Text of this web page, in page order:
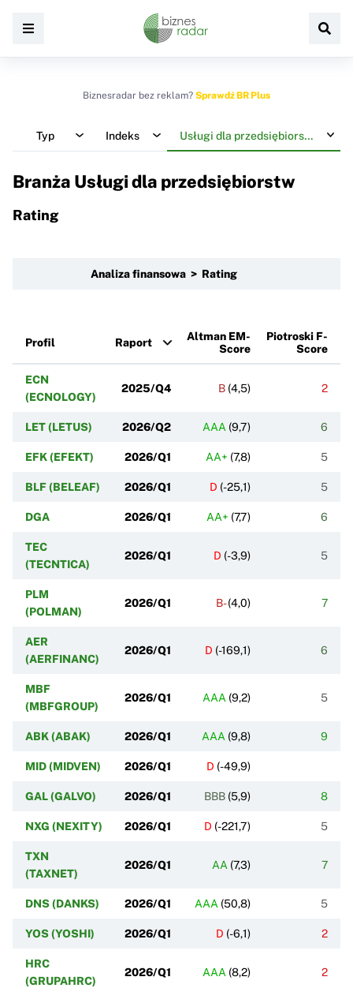
Biznesradar bez reklam? Sprawdź BR Plus
Typ Indeks Usługi dla przedsiębiorstw
Branża Usługi dla przedsiębiorstw
Rating
Analiza finansowa > Rating
Profil Raport
Altman EM-
Score
Piotroski F-
Score
ECN
(ECNOLOGY)
2025/Q4 B (4,5) 2
LET (LETUS) 2026/Q2 AAA (9,7) 6
EFK (EFEKT) 2026/Q1 AA+ (7,8) 5
BLF (BELEAF) 2026/Q1 D (-25,1) 5
DGA 2026/Q1 AA+ (7,7) 6
TEC
(TECNTICA)
2026/Q1 D (-3,9) 5
PLM
(POLMAN)
2026/Q1 B-(4,0) 7
AER
(AERFINANC)
2026/Q1 D (-169,1) 6
MBF
(MBFGROUP)
2026/Q1 AAA (9,2) 5
ABK (ABAK) 2026/Q1 AAA (9,8) 9
MID (MIDVEN) 2026/Q1 D (-49,9)
GAL (GALVO) 2026/Q1 BBB (5,9) 8
NXG (NEXITY) 2026/Q1 D (-221,7) 5
TXN
(TAXNET)
2026/Q1 AA (7,3) 7
DNS (DANKS) 2026/Q1 AAA (50,8) 5
YOS (YOSHI) 2026/Q1 D (-6,1) 2
HRC
(GRUPAHRC)
2026/Q1 AAA (8,2) 2